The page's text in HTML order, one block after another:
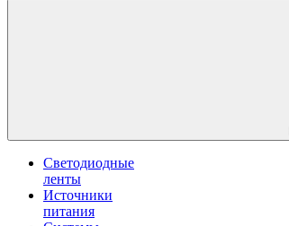
Светодиодные
ленты
Источники
питания